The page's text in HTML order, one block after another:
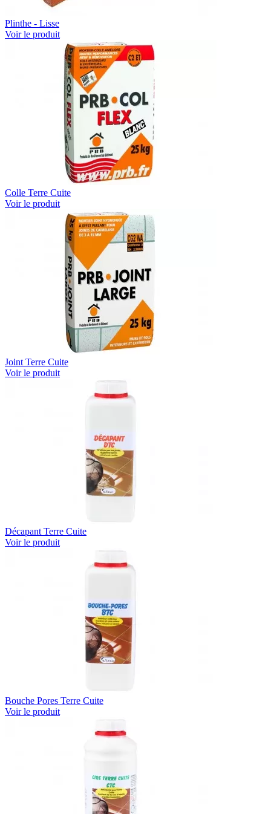
Plinthe - Lisse
Voir le produit
Colle Terre Cuite
Voir le produit
Joint Terre Cuite
Voir le produit
Décapant Terre Cuite
Voir le produit
Bouche Pores Terre Cuite
Voir le produit